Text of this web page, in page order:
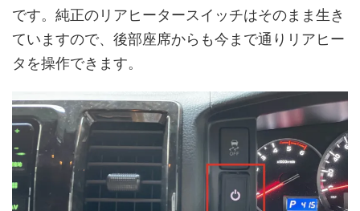
です。 純正のリアヒータースイッチはそのまま生き
ていますので、後部座席からも今まで通りリアヒー
タを操作できます。